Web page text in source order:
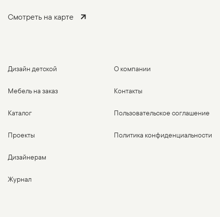
Смотреть на карте
Дизайн детской
Мебель на заказ
Каталог
Проекты
Дизайнерам
Журнал
О компании
Контакты
Пользовательское соглашение
Политика конфиденциальности